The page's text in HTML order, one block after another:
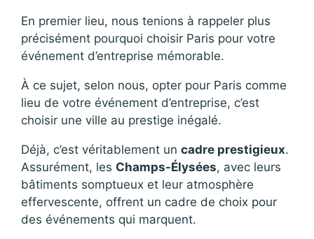
En premier lieu, nous tenions à rappeler plus
précisément pourquoi choisir Paris pour votre
événement d’entreprise mémorable.
À ce sujet, selon nous, opter pour Paris comme
lieu de votre événement d’entreprise, c’est
choisir une ville au prestige inégalé.
Déjà, c’est véritablement un cadre prestigieux.
Assurément, les Champs-Élysées, avec leurs
bâtiments somptueux et leur atmosphère
effervescente, offrent un cadre de choix pour
des événements qui marquent.